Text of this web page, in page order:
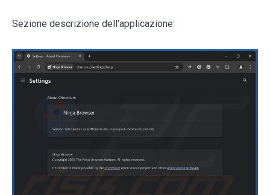
Sezione descrizione dell'applicazione: